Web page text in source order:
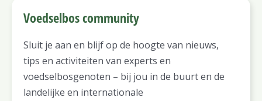
Voedselbos community
Sluit je aan en blijf op de hoogte van nieuws,
tips en activiteiten van experts en
voedselbosgenoten – bij jou in de buurt en de
landelijke en internationale